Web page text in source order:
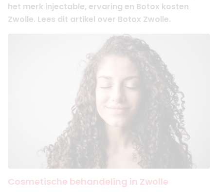
het merk injectable, ervaring en Botox kosten
Zwolle. Lees dit artikel over Botox Zwolle.
Cosmetische behandeling in Zwolle